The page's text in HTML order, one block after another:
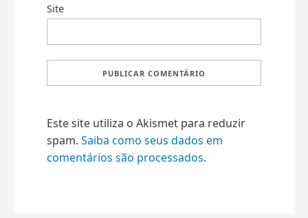
Site
Este site utiliza o Akismet para reduzir
spam. Saiba como seus dados em
comentários são processados.